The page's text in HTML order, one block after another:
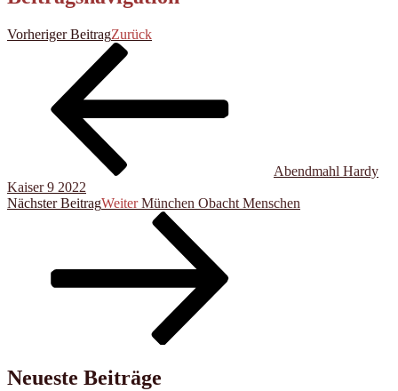
Vorheriger BeitragZurück
Abendmahl Hardy
Kaiser 9 2022
Nächster BeitragWeiter München Obacht Menschen
Neueste Beiträge